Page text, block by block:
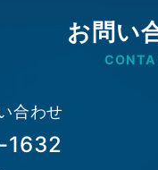
お問い
合わせ